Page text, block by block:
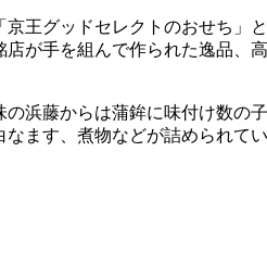
王グッドセレクトのおせち」と
が手を組んで作られた逸品、
浜藤からは蒲鉾に味付け数の
ます、煮物などが詰められてい